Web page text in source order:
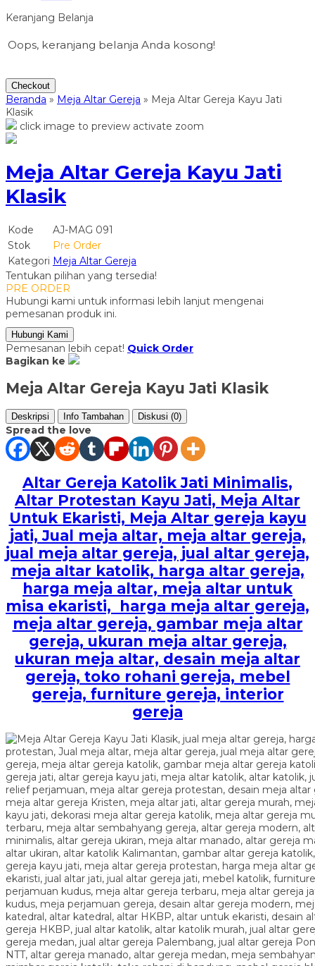
Keranjang Belanja
Oops, keranjang belanja Anda kosong!
Checkout
Beranda » Meja Altar Gereja » Meja Altar Gereja Kayu Jati
Klasik
click image to preview activate zoom
Meja Altar Gereja Kayu Jati
Klasik
Kode
AJ-MAG 091
Stok
Pre Order
Kategori Meja Altar Gereja
Tentukan pilihan yang tersedia!
PRE ORDER
Hubungi kami untuk informasi lebih lanjut mengenai
pemesanan produk ini.
Hubungi Kami
Pemesanan lebih cepat! Quick Order
Bagikan ke
Meja Altar Gereja Kayu Jati Klasik
Deskripsi Info Tambahan Diskusi (0)
Spread the love
Altar Gereja Katolik Jati Minimalis,
Altar Protestan Kayu Jati, Meja Altar
Untuk Ekaristi, Meja Altar gereja kayu
jati, Jual meja altar, meja altar gereja,
jual meja altar gereja, jual altar gereja,
meja altar katolik, harga altar gereja,
harga meja altar, meja altar untuk
misa ekaristi, harga meja altar gereja,
meja altar gereja, gambar meja altar
gereja, ukuran meja altar gereja,
ukuran meja altar, desain meja altar
gereja, toko rohani gereja, mebel
gereja, furniture gereja, interior
gereja